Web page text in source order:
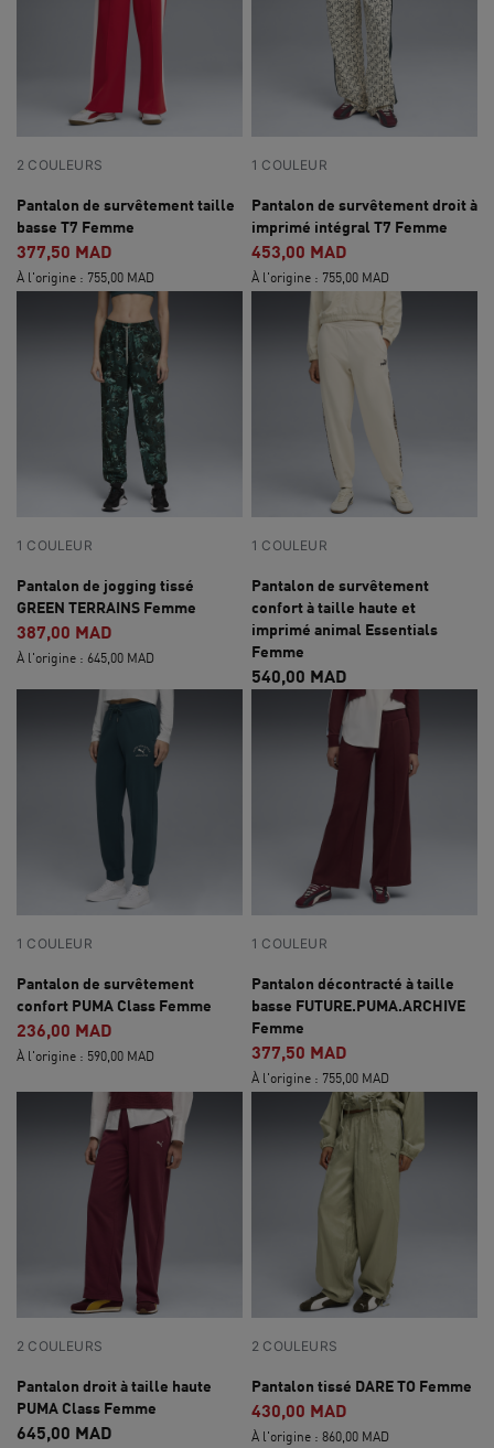
2 COULEURS
Pantalon de survêtement taille
basse T7 Femme
377,50 MAD
À l'origine : 755,00 MAD
1 COULEUR
Pantalon de survêtement droit à
imprimé intégral T7 Femme
453,00 MAD
À l'origine : 755,00 MAD
1 COULEUR
Pantalon de jogging tissé
GREEN TERRAINS Femme
387,00 MAD
À l'origine : 645,00 MAD
1 COULEUR
Pantalon de survêtement
confort à taille haute et
imprimé animal Essentials
Femme
540,00 MAD
1 COULEUR
Pantalon de survêtement
confort PUMA Class Femme
236,00 MAD
À l'origine : 590,00 MAD
1 COULEUR
Pantalon décontracté à taille
basse FUTURE.PUMA.ARCHIVE
Femme
377,50 MAD
À l'origine : 755,00 MAD
2 COULEURS
Pantalon droit à taille haute
PUMA Class Femme
645,00 MAD
2 COULEURS
Pantalon tissé DARE TO Femme
430,00 MAD
À l'origine : 860,00 MAD